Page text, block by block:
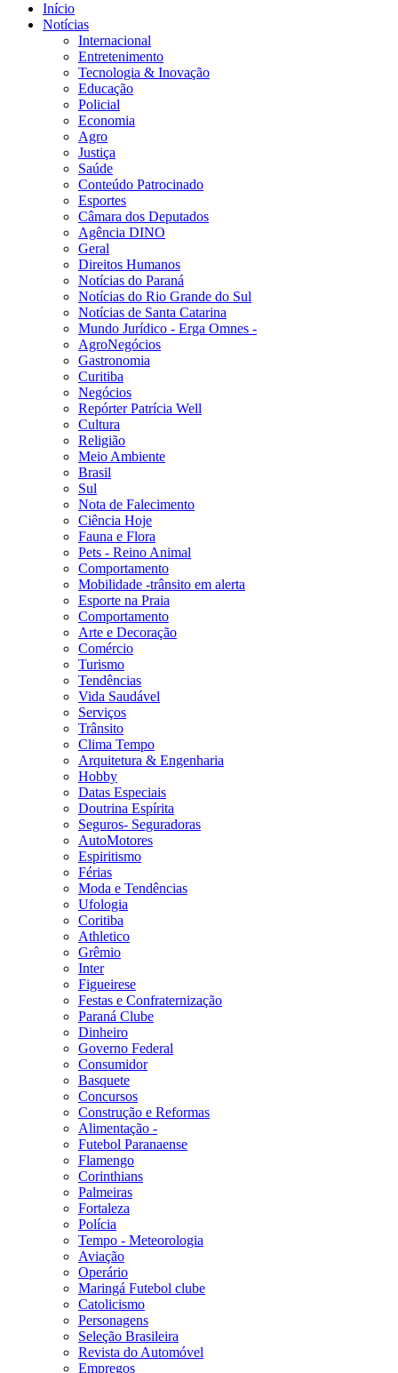
Início
Notícias
Internacional
Entretenimento
Tecnologia & Inovação
Educação
Policial
Economia
Agro
Justiça
Saúde
Conteúdo Patrocinado
Esportes
Câmara dos Deputados
Agência DINO
Geral
Direitos Humanos
Notícias do Paraná
Notícias do Rio Grande do Sul
Notícias de Santa Catarina
Mundo Jurídico - Erga Omnes -
AgroNegócios
Gastronomia
Curitiba
Negócios
Repórter Patrícia Well
Cultura
Religião
Meio Ambiente
Brasil
Sul
Nota de Falecimento
Ciência Hoje
Fauna e Flora
Pets - Reino Animal
Comportamento
Mobilidade -trânsito em alerta
Esporte na Praia
Comportamento
Arte e Decoração
Comércio
Turismo
Tendências
Vida Saudável
Serviços
Trânsito
Clima Tempo
Arquitetura & Engenharia
Hobby
Datas Especiais
Doutrina Espírita
Seguros- Seguradoras
AutoMotores
Espiritismo
Férias
Moda e Tendências
Ufologia
Coritiba
Athletico
Grêmio
Inter
Figueirese
Festas e Confraternização
Paraná Clube
Dinheiro
Governo Federal
Consumidor
Basquete
Concursos
Construção e Reformas
Alimentação -
Futebol Paranaense
Flamengo
Corinthians
Palmeiras
Fortaleza
Polícia
Tempo - Meteorologia
Aviação
Operário
Maringá Futebol clube
Catolicismo
Personagens
Seleção Brasileira
Revista do Automóvel
Empregos